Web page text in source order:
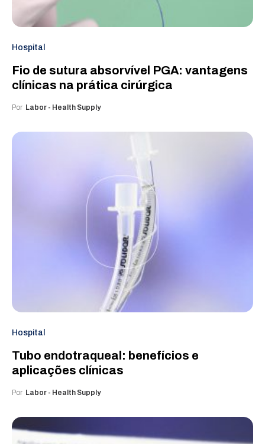
Hospital
Fio de sutura absorvível PGA: vantagens
clínicas na prática cirúrgica
Por Labor - Health Supply
Hospital
Tubo endotraqueal: benefícios e
aplicações clínicas
Por Labor - Health Supply